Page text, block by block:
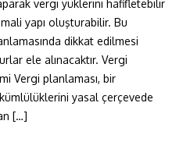
vergi yüklerini hafifletebilir
yapı oluşturabilir. Bu
dikkat edilmesi
ele alınacaktır. Vergi
Vergi planlaması, bir
yasal çerçevede
[…]